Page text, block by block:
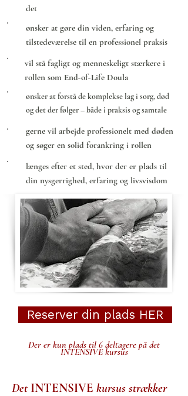
det
ønsker at gøre din viden, erfaring og
tilstedeværelse til en professionel praksis
vil stå fagligt og menneskeligt stærkere i
rollen som End-of-Life Doula
ønsker at forstå de komplekse lag i sorg, død
og det der følger – både i praksis og samtale
gerne vil arbejde professionelt med døden
og søger en solid forankring i rollen
længes efter et sted, hvor der er plads til
din nysgerrighed, erfaring og livsvisdom
Reserver din plads HER
Der er kun plads til 6 deltagere på det
INTENSIVE kursus
Det INTENSIVE kursus strækker